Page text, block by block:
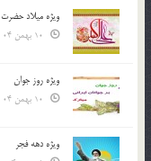
ویژه میلاد حضرت
ویژه روز جوان
ویژه دهه فجر